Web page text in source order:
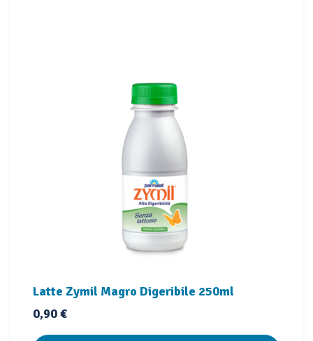
Latte Zymil Magro Digeribile 250ml
Prezzo
0,90 €